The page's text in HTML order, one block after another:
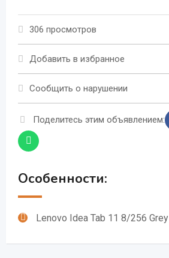
306 просмотров
Добавить в избранное
Сообщить о нарушении
Поделитесь этим объявлением:
Особенности:
Lenovo Idea Tab 11 8/256 Grey